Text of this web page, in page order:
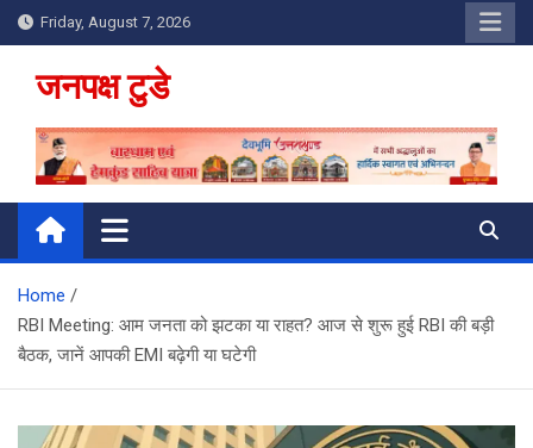
Skip
to
content
Friday, August 7, 2026
जनपक्ष टुडे
Home
RBI Meeting: आम जनता को झटका या राहत? आज से शुरू हुई RBI की बड़ी
बैठक, जानें आपकी EMI बढ़ेगी या घटेगी